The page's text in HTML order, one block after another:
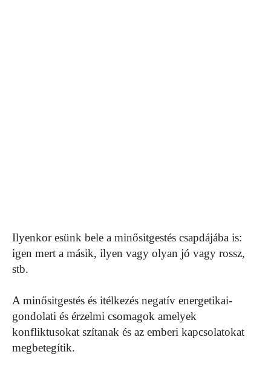
Ilyenkor esünk bele a minősitgestés csapdájába is:
igen mert a másik, ilyen vagy olyan jó vagy rossz,
stb.
A minősitgestés és itélkezés negatív energetikai-
gondolati és érzelmi csomagok amelyek
konfliktusokat szítanak és az emberi kapcsolatokat
megbetegítik.